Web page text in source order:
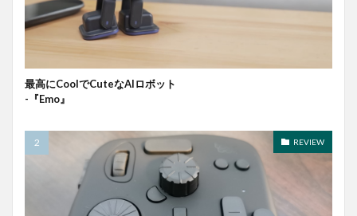
最高にCoolでCuteなAIロボット
-『Emo』
REVIEW